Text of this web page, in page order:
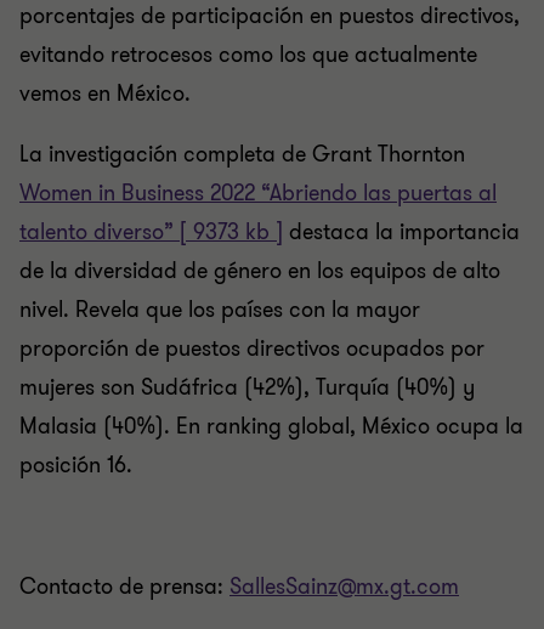
porcentajes de participación en puestos directivos,
evitando retrocesos como los que actualmente
vemos en México.
La investigación completa de Grant Thornton
Women in Business 2022 “Abriendo las puertas al
talento diverso” [ 9373 kb ] destaca la importancia
de la diversidad de género en los equipos de alto
nivel. Revela que los países con la mayor
proporción de puestos directivos ocupados por
mujeres son Sudáfrica (42%), Turquía (40%) y
Malasia (40%). En ranking global, México ocupa la
posición 16.
Contacto de prensa: SallesSainz@mx.gt.com